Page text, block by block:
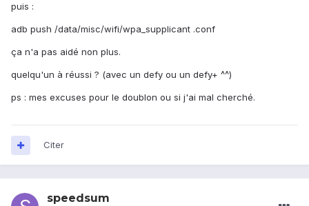
puis :
adb push /data/misc/wifi/wpa_supplicant .conf
ça n'a pas aidé non plus.
quelqu'un à réussi ? (avec un defy ou un defy+ ^^)
ps : mes excuses pour le doublon ou si j'ai mal cherché.
Citer
speedsum